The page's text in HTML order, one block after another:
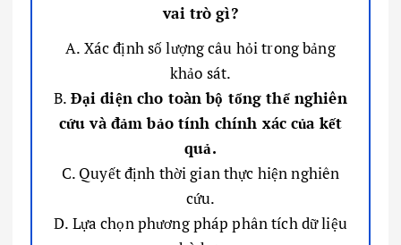
vai trò gì?
A. Xác định số lượng câu hỏi trong bảng
khảo sát.
B. Đại diện cho toàn bộ tổng thể nghiên
cứu và đảm bảo tính chính xác của kết
quả.
C. Quyết định thời gian thực hiện nghiên
cứu.
D. Lựa chọn phương pháp phân tích dữ liệu